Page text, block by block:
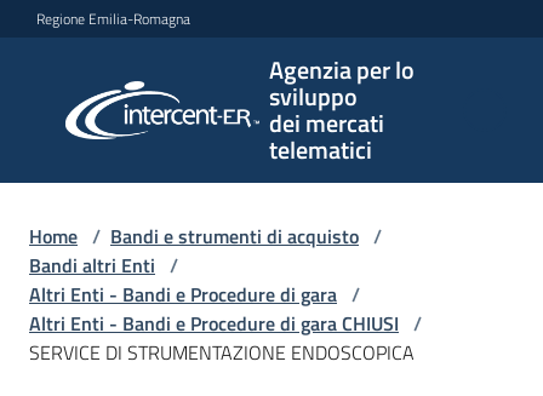
Vai al contenuto
Vai alla navigazione
Vai al footer
Regione Emilia-Romagna
Agenzia per lo
sviluppo
dei mercati
telematici
per lo
sviluppo
telematici
L'Agenzia
Home / Bandi e strumenti di acquisto /
Bandi altri Enti /
Altri Enti - Bandi e Procedure di gara /
Altri Enti - Bandi e Procedure di gara CHIUSI /
SERVICE DI STRUMENTAZIONE ENDOSCOPICA